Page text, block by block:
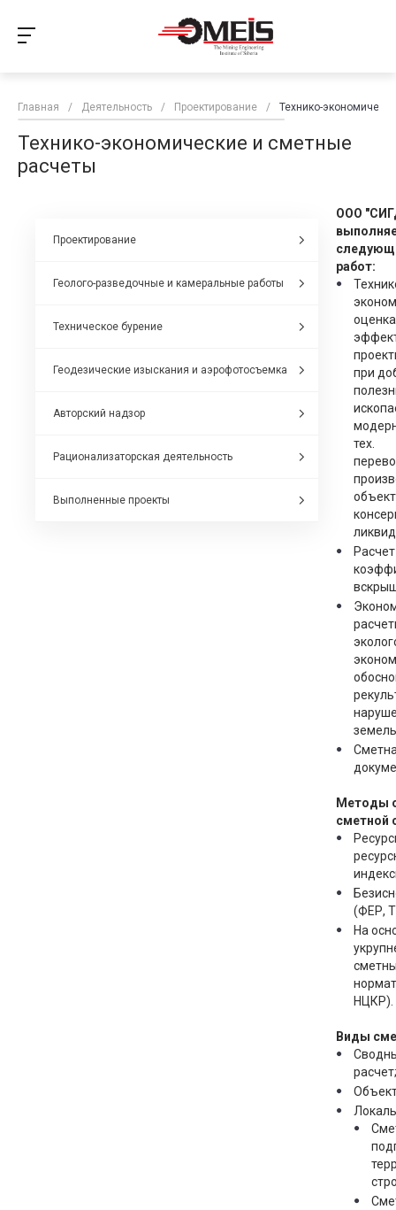
Главная / Деятельность / Проектирование / Технико-
Технико-экономические и сметные
расчеты
Проектирование
Геолого-разведочные и камеральные работы
Техническое бурение
Геодезические изыскания и аэрофотосъемка
Авторский надзор
Рационализаторская деятельность
Выполненные проекты
ООО
работ:
оценка
при
тех.
Методы
сметной
(ФЕР,
На
НЦКР).
Виды
расчет;